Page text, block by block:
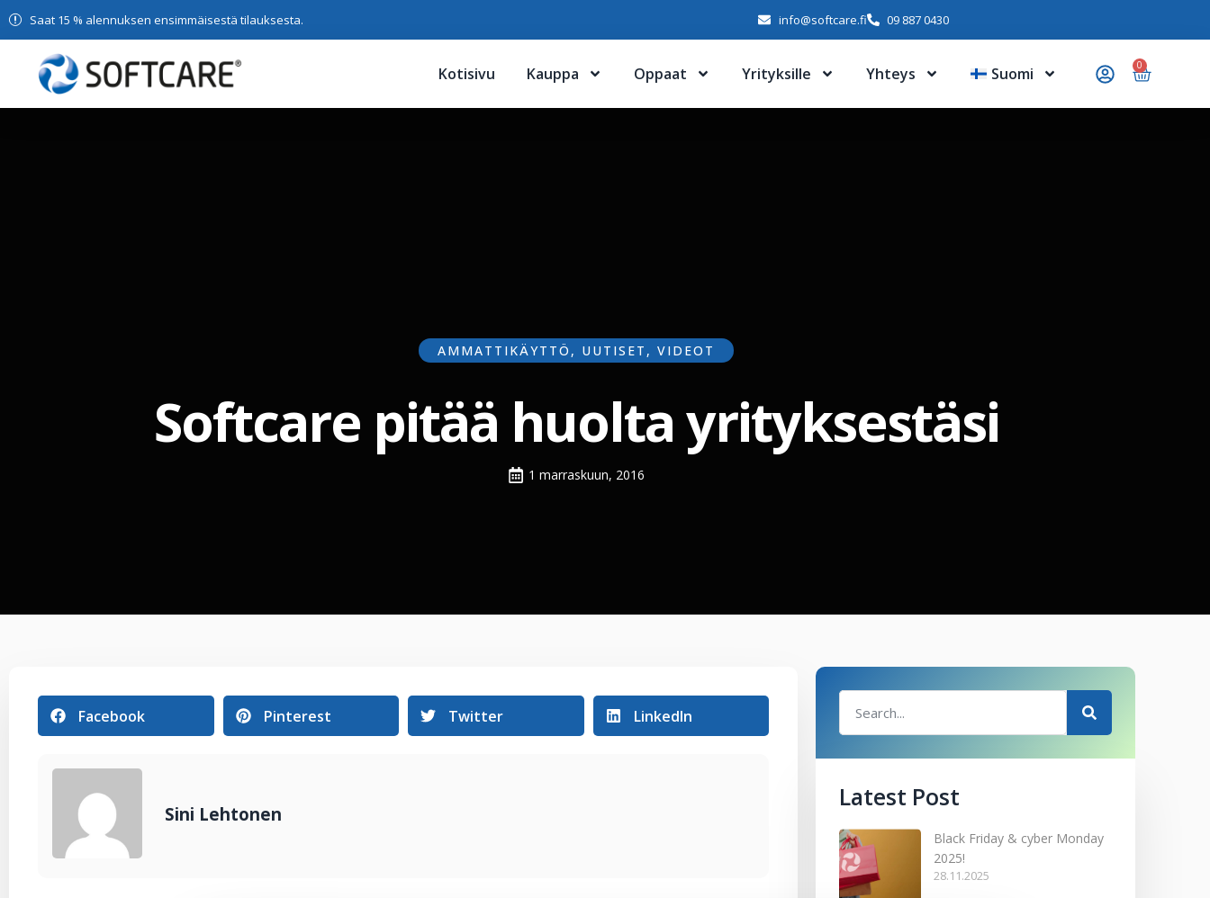
Saat 15 % alennuksen ensimmäisestä tilauksesta. info@softcare.fi 09 887 0430
Kotisivu Kauppa Oppaat Yrityksille Yhteys Suomi 0
AMMATTIKÄYTTÖ , UUTISET , VIDEOT
Softcare pitää huolta yrityksestäsi
1 marraskuun, 2016
Facebook Pinterest Twitter LinkedIn
Sini Lehtonen
Latest Post
Black Friday & cyber Monday
2025!
28.11.2025